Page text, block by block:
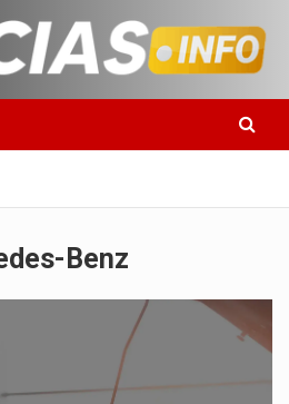
Benz